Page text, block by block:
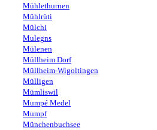
Mühlethurnen
Mühlrüti
Mülchi
Mulegns
Mülenen
Müllheim Dorf
Müllheim-Wigoltingen
Mülligen
Mümliswil
Mumpé Medel
Mumpf
Münchenbuchsee